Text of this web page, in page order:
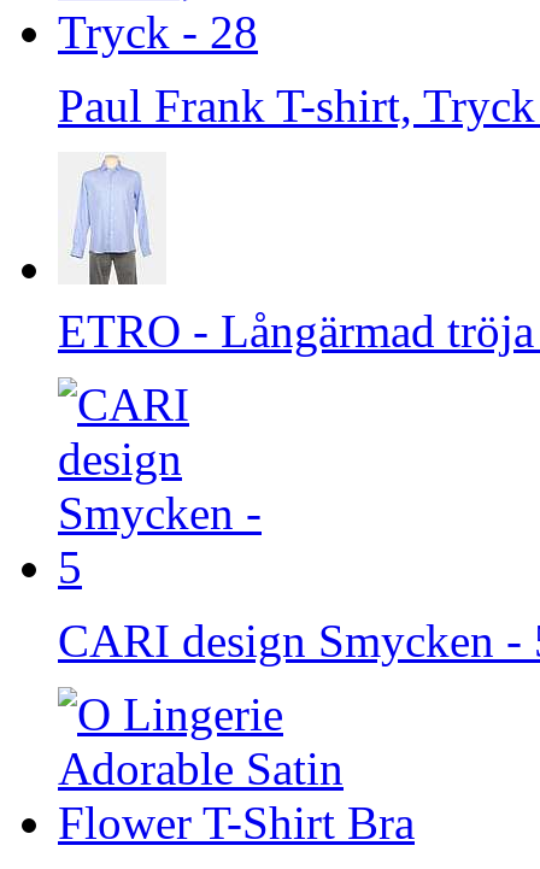
Paul Frank T-shirt,
ETRO - Långärmad
CARI design Smycken -